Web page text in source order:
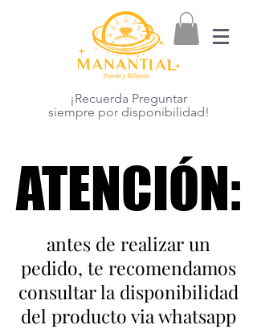
¡Recuerda Preguntar
siempre por disponibilidad!
ATENCIÓN:
ATENCIÓN:
antes de realizar un
pedido, te recomendamos
consultar la disponibilidad
del producto via whatsapp